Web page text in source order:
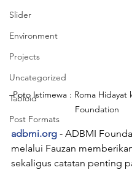
Slider
Environment
Projects
Uncategorized
Tabloid
Post Formats
Poto Istimewa : Roma Hidayat
Foundation
adbmi.org - ADBMI
melalui Fauzan
sekaligus catatan penting